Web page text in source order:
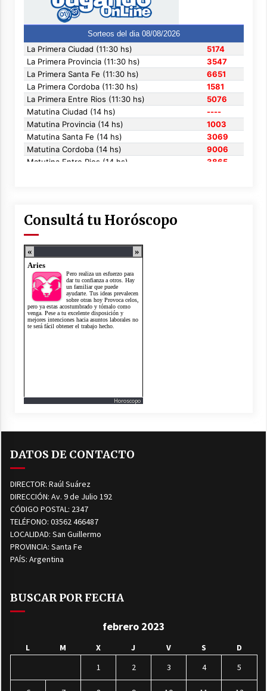
Consultá tu Horóscopo
Horoscopo
DATOS DE CONTACTO
DIRECTOR: Raúl Suárez
DIRECCIÓN: Av. 9 de Julio 192
CÓDIGO POSTAL: 2347
TELÉFONO: 03562 466487
LOCALIDAD: San Guillermo
PROVINCIA: Santa Fe
PAÍS: Argentina
BUSCAR POR FECHA
febrero 2023
L M X J V S
D
1
2 3 4 5